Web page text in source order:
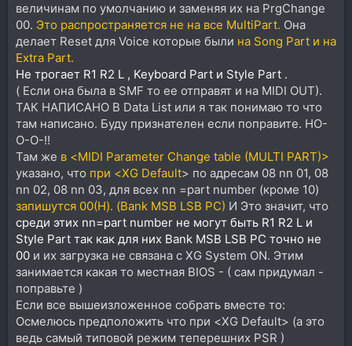
величинам по умолчанию и заменяя их на PrgChange
00. Это распространяется не на все MultiPart. Она
делает Reset для Voice которые были на Song Part и на
Extra Part.
Не трогает R1 R2 L , Keyboard Part и Style Part .
( Если она была в SMF то ее отправят и на MIDI OUT).
ТАК НАПИСАНО В Data List или я так понимаю то что
там написано. Буду признателен если поправите. НО-
О-О-!!
Там же в <MIDI Parameter Change table (MULTI PART)>
указано, что при <XG Default> по адресам 08 nn 01, 08
nn 02, 08 nn 03, для всех nn =part number (кроме 10)
запишутся 00(H). (Bank MSB LSB PC) И Это значит, что
среди этих nn=part number не могут быть R1 R2 L и
Style Part так как для них Bank MSB LSB PC точно не
00 и их загрузка не связана с XG System ON. Этим
занимается какая то местная BIOS - ( сам придумал -
поправьте )
Если все вышеизложенное собрать вместе то:
Осмелюсь предположить что при <XG Default> (а это
ведь самый типовой режим теперешних PSR )